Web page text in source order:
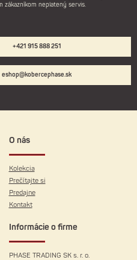
zákazníkom neplatený servis.
+421 915 888 251
eshop@kobercephase.sk
O nás
Kolekcia
Prečítajte si
Predajne
Kontakt
Informácie o firme
PHASE TRADING SK s. r. o.